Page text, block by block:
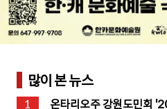
많이 본 뉴스
1
온타리오주 강원도민회